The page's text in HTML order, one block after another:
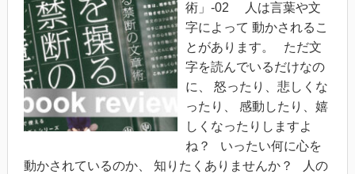
術」-02 人は言葉や文
字によって 動かされるこ
とがあります。 ただ文
字を読んでいるだけなの
に、 怒ったり、悲しくな
ったり、 感動したり、嬉
しくなったりしますよ
ね？ いったい何に心を
動かされているのか、 知りたくありませんか？ 人の